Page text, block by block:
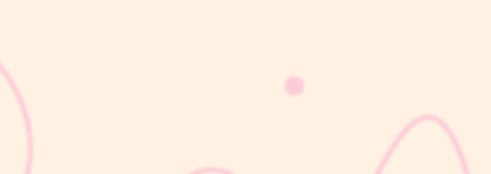
yang dimulai sejak bayi lahir hingga organ reproduksi kembali
seperti sebelum hamil. Selama masa ini, tubuh Moms akan
mengalami berbagai perubahan, mulai dari rahim yang berangsur